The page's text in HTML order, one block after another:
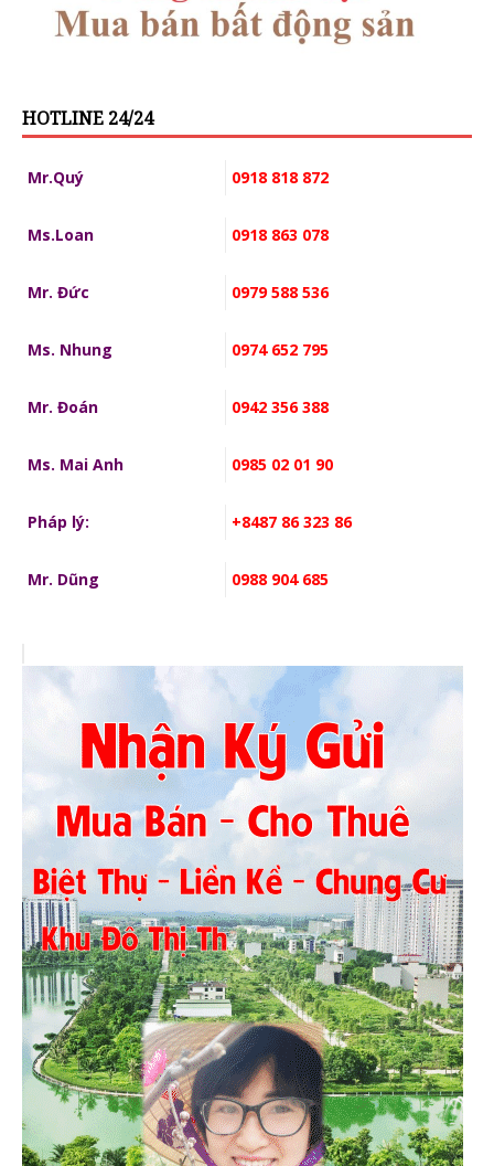
HOTLINE 24/24
Mr.Quý 0918 818 872
Ms.Loan 0918 863 078
Mr. Đức 0979 588 536
Ms. Nhung 0974 652 795
Mr. Đoán 0942 356 388
Ms. Mai Anh 0985 02 01 90
Pháp lý: +8487 86 323 86
Mr. Dũng 0988 904 685